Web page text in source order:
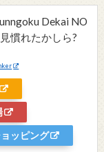
Dekai NO
慣れたかしら?
ッピング